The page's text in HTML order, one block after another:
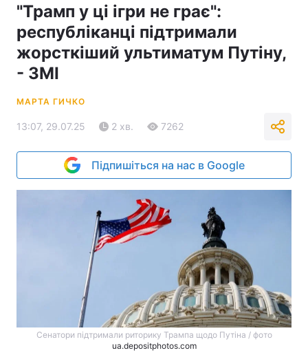
"Трамп у ці ігри не грає":
республіканці підтримали
жорсткіший ультиматум Путіну,
- ЗМІ
МАРТА ГИЧКО
13:07, 29.07.25 2 хв. 7262
Підпишіться на нас в Google
Сенатори підтримали риторику Трампа щодо Путіна / фото
ua.depositphotos.com